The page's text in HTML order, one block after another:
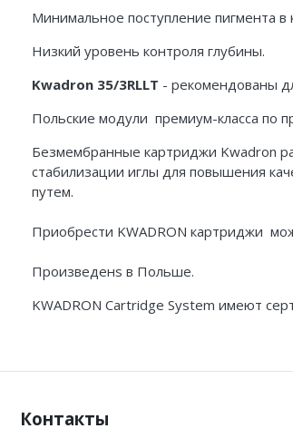
Минимальное поступление пигмента в
Низкий уровень контроля глубины.
Kwadron 35/3RLLT - рекомендованы
Польские модули премиум-класса по
Безмембранные картриджи Kwadron
стабилизации иглы для повышения
путем.
Приобрести KWADRON картриджи
Произведенs в Польше.
KWADRON Cartridge System имеют
Контакты